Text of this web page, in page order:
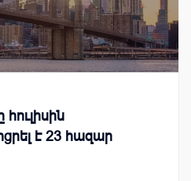
է 23 հազար